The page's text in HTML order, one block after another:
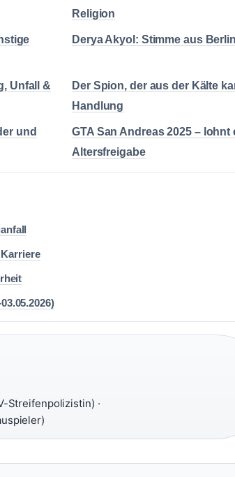
Religion
Derya Akyol: Stimme aus
Unfall &
Der Spion, der aus der Kälte
Handlung
und
GTA San Andreas 2025 –
Altersfreigabe
Streifenpolizistin) ·